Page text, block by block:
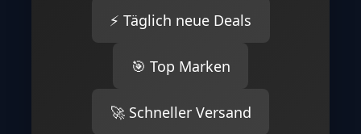
⚡ Täglich neue Deals
🎯 Top Marken
🚀 Schneller Versand